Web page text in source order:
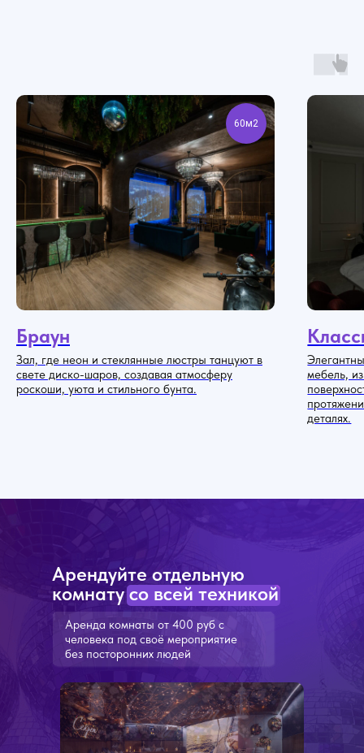
для тебя и твоих друзей
60м2
Браун
Зал, где неон и стеклянные люстры танцуют в
свете диско-шаров, создавая атмосферу
роскоши, уюта и стильного бунта.
мебель,
деталях.
Аренда комнаты от 400 руб с
человека под своё мероприятие
без посторонних людей
Арендуйте отдельную
комнату со всей техникой